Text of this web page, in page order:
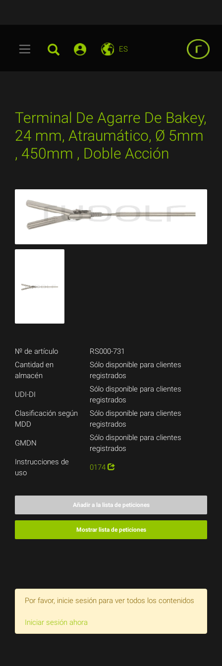
ES
Terminal De Agarre De Bakey,
24 mm, Atraumático, Ø 5mm
, 450mm , Doble Acción
№ de artículo
RS000-731
Cantidad en
almacén
Sólo disponible para clientes
registrados
UDI-DI
Sólo disponible para clientes
registrados
Clasificación según
MDD
Sólo disponible para clientes
registrados
GMDN
Sólo disponible para clientes
registrados
Instrucciones de
uso
0174
Añadir a la lista de peticiones
Mostrar lista de peticiones
Por favor, inicie sesión para ver todos los contenidos
Iniciar sesión ahora